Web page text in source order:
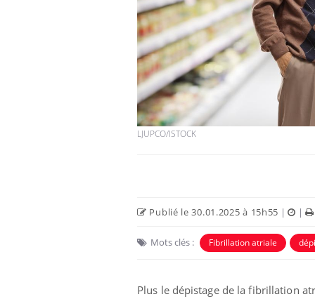
LJUPCO/ISTOCK
Publié le 30.01.2025 à 15h55 | |
Mots clés : Fibrillation atriale
Plus le dépistage de la fibrillation